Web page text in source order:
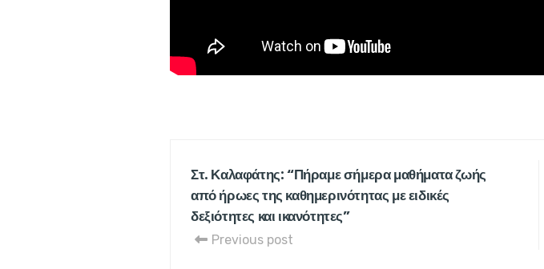
Στ. Καλαφάτης: “Πήραμε σήμερα μαθήματα ζωής
από ήρωες της καθημερινότητας με ειδικές
δεξιότητες και ικανότητες”
Previous post